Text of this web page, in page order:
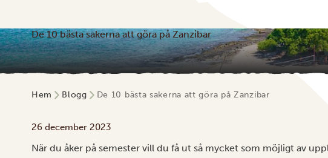
De 10 bästa sakerna att göra på Zanzibar
Hem Blogg De 10 bästa sakerna att göra på Zanzibar
26 december 2023
När du åker på semester vill du få ut så mycket som möjligt av